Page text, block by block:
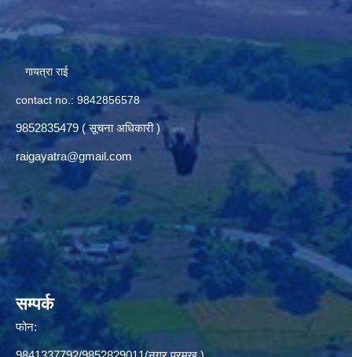
गायत्रा राई
contact no.: 9842856578
9852835479 ( सूचना अधिकारी )
raigayatra@gmail.com
सम्पर्क
फोन: